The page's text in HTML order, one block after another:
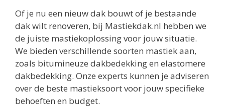
Of je nu een nieuw dak bouwt of je bestaande
dak wilt renoveren, bij Mastiekdak.nl hebben we
de juiste mastiekoplossing voor jouw situatie.
We bieden verschillende soorten mastiek aan,
zoals bitumineuze dakbedekking en elastomere
dakbedekking. Onze experts kunnen je adviseren
over de beste mastieksoort voor jouw specifieke
behoeften en budget.